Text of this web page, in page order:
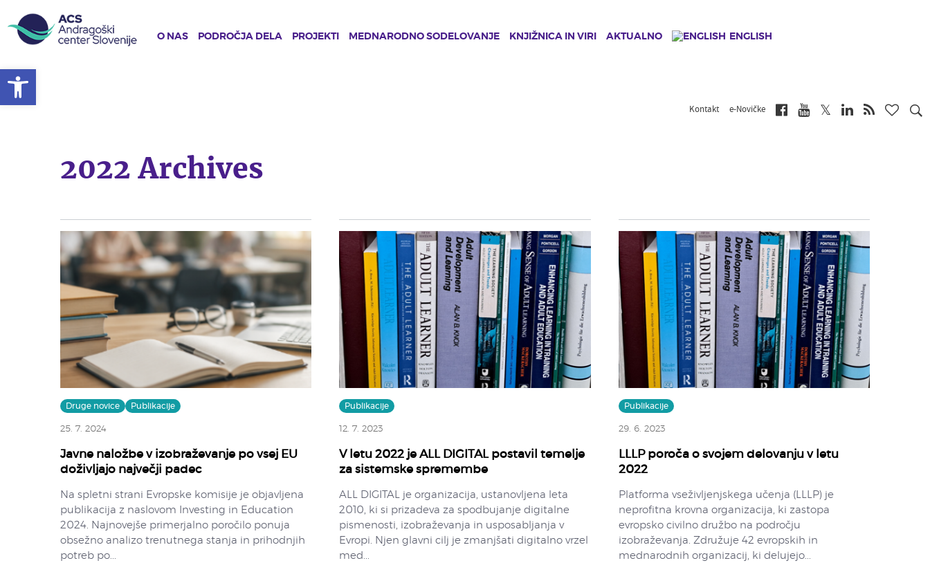
O NAS PODROČJA DELA PROJEKTI MEDNARODNO SODELOVANJE KNJIŽNICA IN VIRI AKTUALNO ENGLISH
Kontakt e-Novičke
2022 Archives
Druge novice Publikacije
25. 7. 2024
Javne naložbe v izobraževanje po vsej EU
doživljajo največji padec
Na spletni strani Evropske komisije je objavljena
publikacija z naslovom Investing in Education
2024. Najnovejše primerjalno poročilo ponuja
obsežno analizo trenutnega stanja in prihodnjih
potreb po...
Publikacije
12. 7. 2023
V letu 2022 je ALL DIGITAL postavil temelje
za sistemske spremembe
ALL DIGITAL je organizacija, ustanovljena leta
2010, ki si prizadeva za spodbujanje digitalne
pismenosti, izobraževanja in usposabljanja v
Evropi. Njen glavni cilj je zmanjšati digitalno vrzel
med...
Publikacije
29. 6. 2023
LLLP poroča o svojem delovanju v letu
2022
Platforma vseživljenjskega učenja (LLLP) je
neprofitna krovna organizacija, ki zastopa
evropsko civilno družbo na področju
izobraževanja. Združuje 42 evropskih in
mednarodnih organizacij, ki delujejo...
Open toolbar